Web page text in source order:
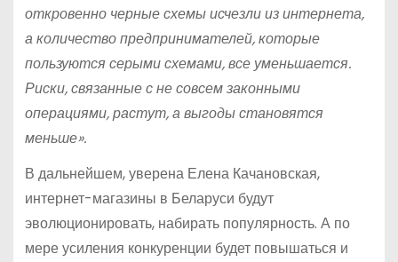
откровенно черные схемы исчезли из интернета,
а количество предпринимателей, которые
пользуются серыми схемами, все уменьшается.
Риски, связанные с не совсем законными
операциями, растут, а выгоды становятся
меньше».
В дальнейшем, уверена Елена Качановская,
интернет-магазины в Беларуси будут
эволюционировать, набирать популярность. А по
мере усиления конкуренции будет повышаться и